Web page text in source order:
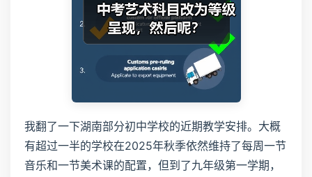
我翻了一下湖南部分初中学校的近期教学安排。大概
有超过一半的学校在2025年秋季依然维持了每周一节
音乐和一节美术课的配置，但到了九年级第一学期，